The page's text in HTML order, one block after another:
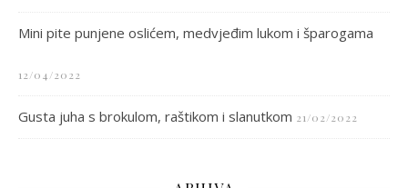
Mini pite punjene oslićem, medvjeđim lukom i šparogama
12/04/2022
Gusta juha s brokulom, raštikom i slanutkom 21/02/2022